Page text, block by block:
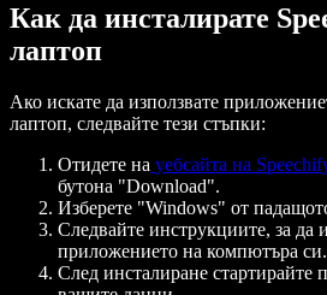
Как да инсталирате
лаптоп
Ако искате да използвате
лаптоп, следвайте тези стъпки:
Отидете на уебсайта на
бутона "Download".
Изберете "Windows" от
Следвайте инструкциите, за да
приложението на компютъра си.
След инсталиране стартирайте